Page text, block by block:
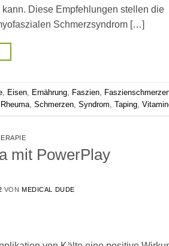
Diese Empfehlungen stellen die
Schmerzsyndrom […]
, Eisen, Ernährung, Faszien,
Rheuma, Schmerzen, Syndrom, Taping,
mit PowerPlay
VONMEDICAL DUDE